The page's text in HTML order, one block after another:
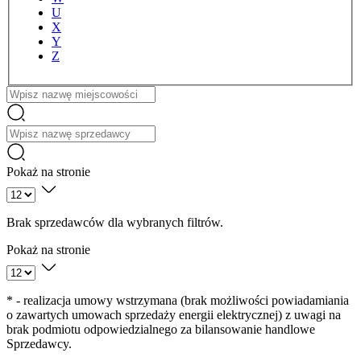
U
X
Y
Z
Nazwa
Pokaż na stronie
Brak sprzedawców dla wybranych filtrów.
Pokaż na stronie
* - realizacja umowy wstrzymana (brak możliwości powiadamiania
o zawartych umowach sprzedaży energii elektrycznej) z uwagi na
brak podmiotu odpowiedzialnego za bilansowanie handlowe
Sprzedawcy.